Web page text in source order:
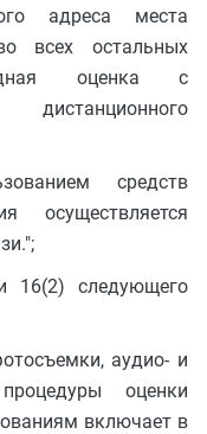
адреса места
всех остальных
оценка с
средств
осуществляется
16(2) следующего
аудио- и
оценки
включает в